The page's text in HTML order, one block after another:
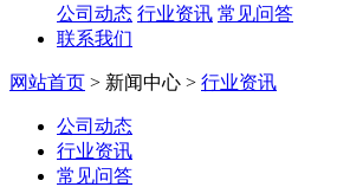
公司动态 行业资讯 常见问答
联系我们
网站首页 > 新闻中心 > 行业资讯
公司动态
行业资讯
常见问答